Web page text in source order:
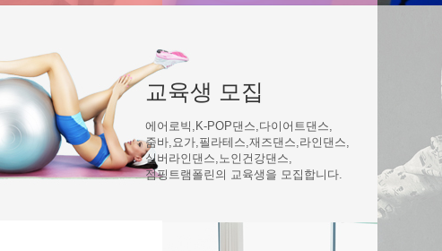
교육생 모집
에어로빅,K-POP댄스,다이어트댄스,
줌바,요가,필라테스,재즈댄스,라인댄스,
실버라인댄스,노인건강댄스,
점핑트램폴린의 교육생을 모집합니다.